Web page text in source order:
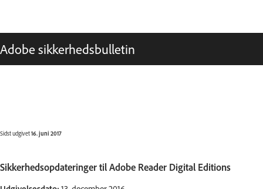
Adobe sikkerhedsbulletin
Sidst udgivet16. juni 2017
Sikkerhedsopdateringer til Adobe Reader Digital Editions